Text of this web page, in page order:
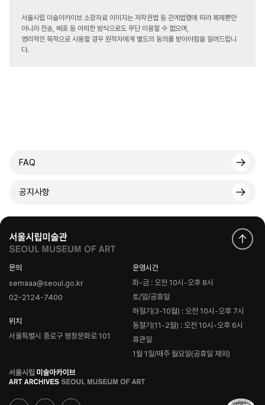
서울시립 미술아카이브 소장자료 이미지는 저작권법 등 관계법령에 따라 복제뿐만
아니라 전송, 배포 등 어떠한 방식으로도 무단 이용할 수 없으며,
영리적인 목적으로 사용할 경우 원작자에게 별도의 동의를 받아야함을 알려드립니
다.
FAQ
공지사항
문의
semaaa@seoul.go.kr
02-2124-7400
위치
서울특별시 종로구 평창문화로 101
운영시간
화-금 : 오전 10시-오후 8시
토/일/공휴일
하절기(3-10월) : 오전 10시-오후 7시
동절기(11-2월) : 오전 10시-오후 6시
휴관일
1월 1일/매주 월요일(공휴일 제외)
로
고